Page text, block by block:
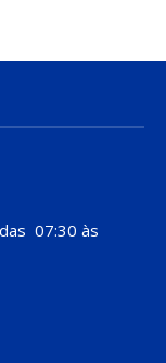
07:30 às